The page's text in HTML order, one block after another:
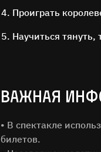
Проиграть
Научиться тянуть,
ВАЖНАЯ
• В спектакле
билетов.